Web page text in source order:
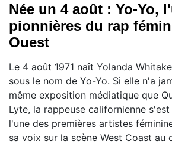
Née un 4 août : Yo-Yo,
pionnières du rap
Ouest
Le 4 août 1971 naît Yolanda
sous le nom de Yo-Yo. Si elle n'a
même exposition médiatique que
Lyte, la rappeuse californienne
l'une des premières artistes
sa voix sur la scène West Coast au